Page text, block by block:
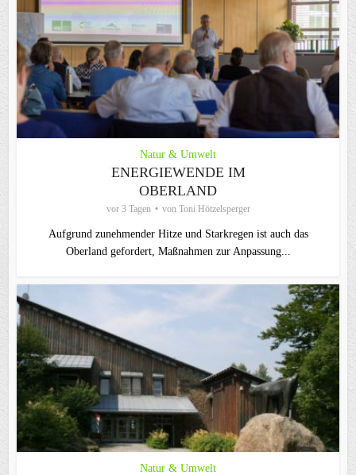
Natur & Umwelt
ENERGIEWENDE IM
OBERLAND
vor 3 Tagen von Toni Hötzelsperger
Aufgrund zunehmender Hitze und Starkregen ist auch das
Oberland gefordert, Maßnahmen zur Anpassung...
Natur & Umwelt